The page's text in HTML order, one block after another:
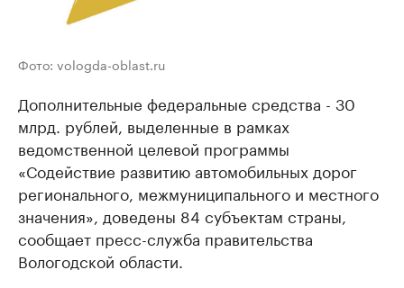
Фото: vologda-oblast.ru
Дополнительные федеральные средства - 30
млрд. рублей, выделенные в рамках
ведомственной целевой программы
«Содействие развитию автомобильных дорог
регионального, межмуниципального и местного
значения», доведены 84 субъектам страны,
сообщает пресс-служба правительства
Вологодской области.